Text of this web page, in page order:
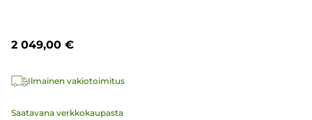
2 049,00 €
Ilmainen vakiotoimitus
Saatavana verkkokaupasta